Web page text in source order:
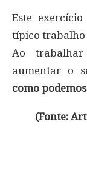
Este
típico trabalho
Ao
aumentar o
como
(Fonte: